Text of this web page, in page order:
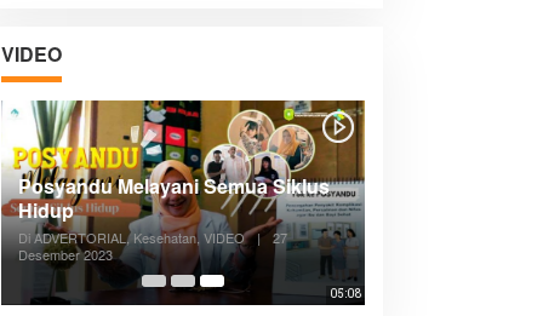
VIDEO
05:08
Posyandu Melayani Semua Siklus
Hidup
Di ADVERTORIAL, Kesehatan, VIDEO |
27
Desember 2023